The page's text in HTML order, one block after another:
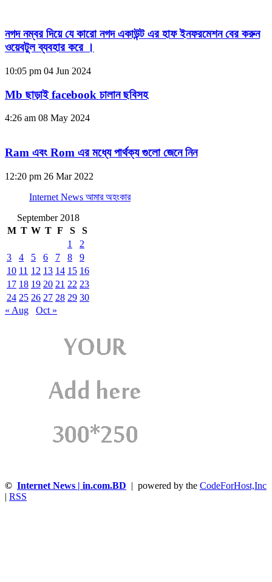
নগদ নম্বর দিয়ে যে কারো নগদ একাউন্ট এর হাফ ইনফরমেশন বের করুন
ওয়েবটুল ব্যবহার করে ।
10:05 pm 04 Jun 2024
Mb ছাড়াই facebook চালান ছবিসহ
4:26 am 08 May 2024
Ram এবং Rom এর মধ্যে পার্থক্য গুলো জেনে নিন
12:20 pm 26 Mar 2022
Internet News আমার অহংকার
September 2018
M T W T F S
S
1
2
3
4 5 6 7 8
9
10 11 12 13 14 15 16
17 18 19 20 21 22 23
24 25 26 27 28 29 30
« Aug
Oct »
© Internet News | in.com.BD | powered by the CodeForHost,Inc
| RSS